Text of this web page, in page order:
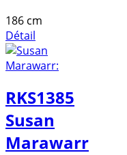
186 cm
Détail
RKS1385
Susan
Marawarr